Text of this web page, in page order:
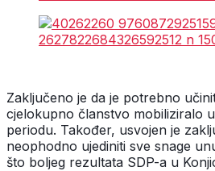
Zaključeno je da je potrebno
cjelokupno članstvo mobiliziralo
periodu. Također, usvojen je
neophodno ujediniti sve snage
što boljeg rezultata SDP-a u